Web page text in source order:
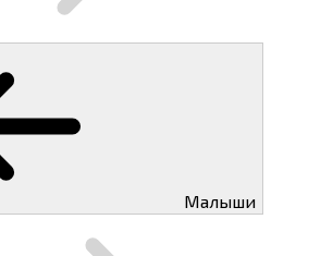
Малыши